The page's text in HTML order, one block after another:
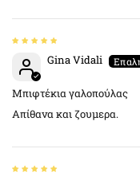
Gina Vidali
Μπιφτέκια γαλοπούλας
Απίθανα και ζουμερα.